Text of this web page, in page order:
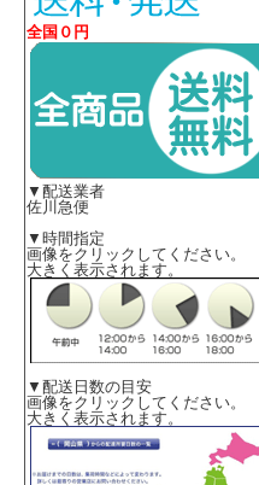
■生地
エアリーライトチェック
■機能
ヨコストレッチ
・吸汗
・速乾
・UVカット
・吸放湿
・サステイナブル
・イージーケア
・ホームクリーニング
・消臭テープ
・［PLUS M］補強布大きめ胸ポケット
・動きやすい袖（ARM360°プラス）
全国０円
▼配送業者
佐川急便
▼時間指定
画像をクリックしてください。
大きく表示されます。
▼配送日数の目安
画像をクリックしてください。
大きく表示されます。